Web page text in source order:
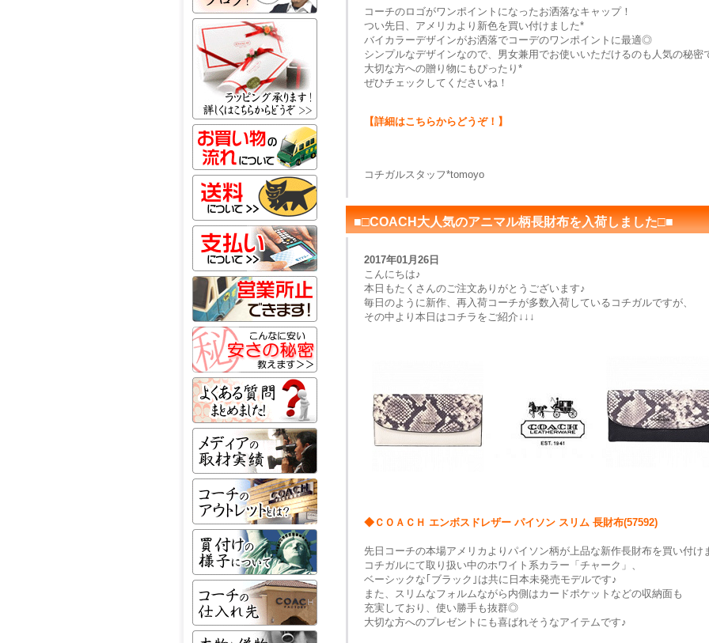
コーチのロゴがワンポイントになったお洒落なキャップ！
つい先日、アメリカより新色を買い付けました*
バイカラーデザインがお洒落でコーデのワンポイントに最適◎
シンプルなデザインなので、男女兼用でお使いいただけるのも人気の秘密
大切な方への贈り物にもぴったり*
ぜひチェックしてくださいね！
【詳細はこちらからどうぞ！】
コチガルスタッフ*tomoyo
■□COACH大人気のアニマル柄長財布を入荷しました□■
2017年01月26日
こんにちは♪
本日もたくさんのご注文ありがとうございます♪
毎日のように新作、再入荷コーチが多数入荷しているコチガルですが、
その中より本日はコチラをご紹介↓↓↓
◆ＣＯＡＣＨ エンボスドレザー パイソン スリム 長財布(57592)
先日コーチの本場アメリカよりパイソン柄が上品な新作長財布を買い付け
コチガルにて取り扱い中のホワイト系カラー「チャーク」、
ベーシックな｢ブラック｣は共に日本未発売モデルです♪
また、スリムなフォルムながら内側はカードポケットなどの収納面も
充実しており、使い勝手も抜群◎
大切な方へのプレゼントにも喜ばれそうなアイテムです♪